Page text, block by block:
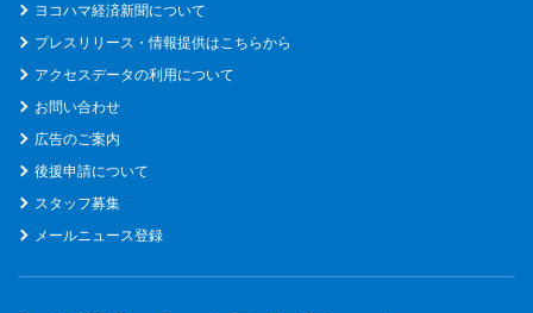
ヨコハマ経済新聞について
プレスリリース・情報提供はこちらから
アクセスデータの利用について
お問い合わせ
広告のご案内
後援申請について
スタッフ募集
メールニュース登録